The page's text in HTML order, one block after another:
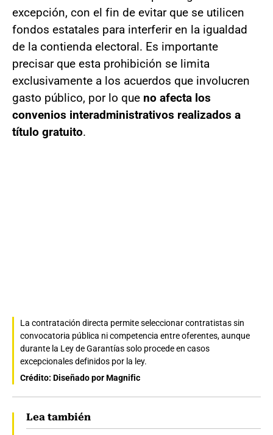
excepción, con el fin de evitar que se utilicen
fondos estatales para interferir en la igualdad
de la contienda electoral. Es importante
precisar que esta prohibición se limita
exclusivamente a los acuerdos que involucren
gasto público, por lo que no afecta los
convenios interadministrativos realizados a
título gratuito.
La contratación directa permite seleccionar contratistas sin
convocatoria pública ni competencia entre oferentes, aunque
durante la Ley de Garantías solo procede en casos
excepcionales definidos por la ley.
Crédito: Diseñado por Magnific
Lea también